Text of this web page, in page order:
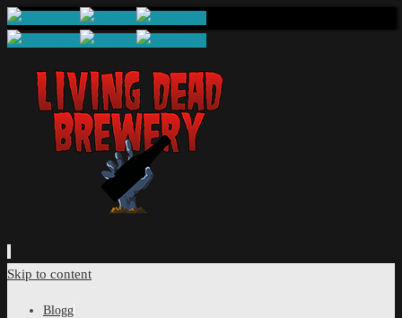
Skip to content
Blogg